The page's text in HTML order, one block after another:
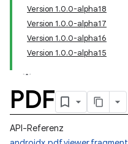
Version 1.0.0-alpha18
Version 1.0.0-alpha17
Version 1.0.0-alpha16
Version 1.0.0-alpha15
PDF
API-Referenz